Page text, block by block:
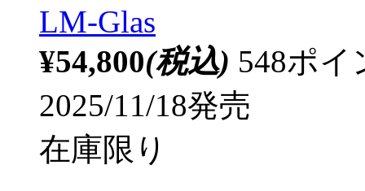
LM-Glas
¥54,800(税込) 548ポ
2025/11/18発売
在庫限り